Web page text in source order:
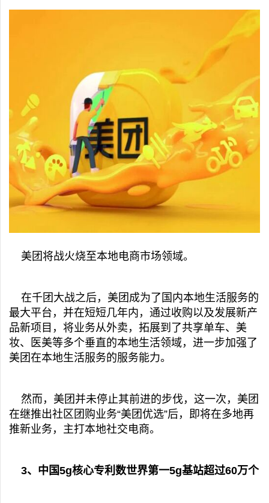
美团将战火烧至本地电商市场领域。
在千团大战之后，美团成为了国内本地生活服务的
最大平台，并在短短几年内，通过收购以及发展新产
品新项目，将业务从外卖，拓展到了共享单车、美
妆、医美等多个垂直的本地生活领域，进一步加强了
美团在本地生活服务的服务能力。
然而，美团并未停止其前进的步伐，这一次，美团
在继推出社区团购业务“美团优选”后，即将在多地再
推新业务，主打本地社交电商。
3、中国5g核心专利数世界第一5g基站超过60万个